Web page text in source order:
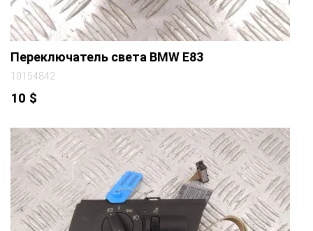
Переключатель света BMW E83
10154842
10 $